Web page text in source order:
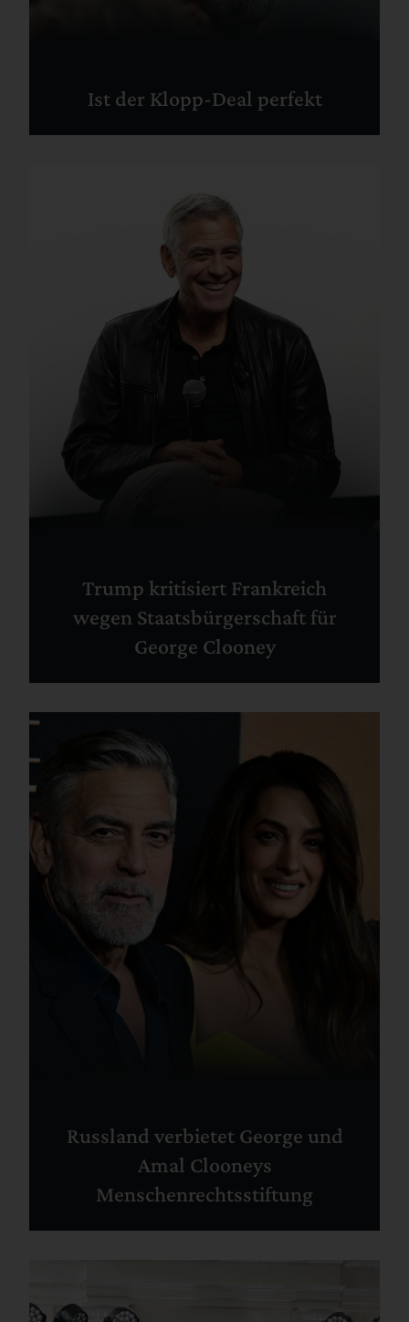
Ist der Klopp-Deal perfekt
Trump kritisiert Frankreich
wegen Staatsbürgerschaft für
George Clooney
Russland verbietet George und
Amal Clooneys
Menschenrechtsstiftung